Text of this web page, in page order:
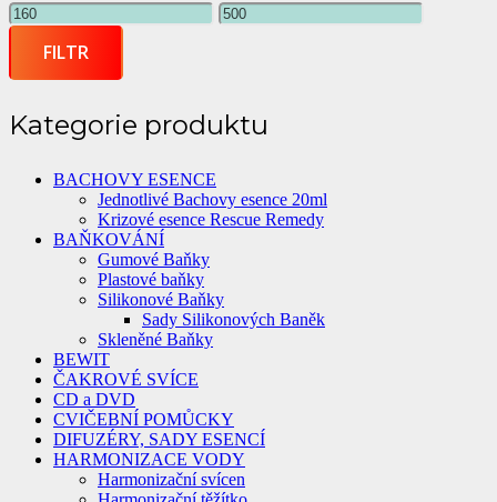
Minimální
cena
Maximální
FILTR
Kategorie produktu
BACHOVY ESENCE
Jednotlivé Bachovy esence 20ml
Krizové esence Rescue Remedy
BAŇKOVÁNÍ
Gumové Baňky
Plastové baňky
Silikonové Baňky
Sady Silikonových Baněk
Skleněné Baňky
BEWIT
ČAKROVÉ SVÍCE
CD a DVD
CVIČEBNÍ POMŮCKY
DIFUZÉRY, SADY ESENCÍ
HARMONIZACE VODY
Harmonizační svícen